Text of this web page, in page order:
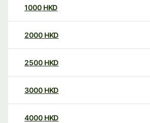
1000 HKD
2000 HKD
2500 HKD
3000 HKD
4000 HKD